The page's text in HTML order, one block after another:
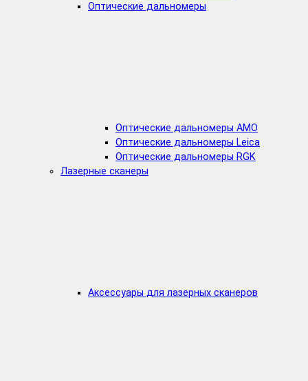
Оптические дальномеры
Оптические дальномеры AMO
Оптические дальномеры Leica
Оптические дальномеры RGK
Лазерные сканеры
Аксессуары для лазерных сканеров